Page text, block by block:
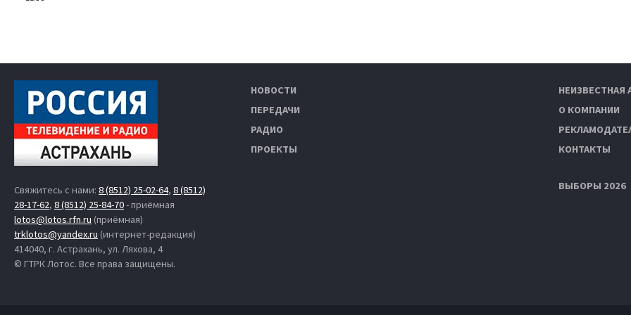
Свяжитесь с нами: 8 (8512) 25-02-64, 8 (8512)
28-17-62, 8 (8512) 25-84-70- приёмная
lotos@lotos.rfn.ru (приёмная)
trklotos@yandex.ru (интернет-редакция)
414040, г. Астрахань, ул. Ляхова, 4
© ГТРК Лотос. Все права защищены.
НОВОСТИ
ПЕРЕДАЧИ
РАДИО
ПРОЕКТЫ
НЕИЗВЕСТНАЯ
О КОМПАНИИ
КОНТАКТЫ
ВЫБОРЫ 2026